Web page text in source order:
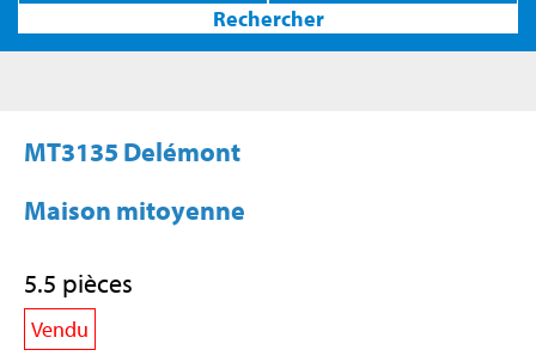
MT3135 Delémont
Maison mitoyenne
5.5 pièces
Vendu